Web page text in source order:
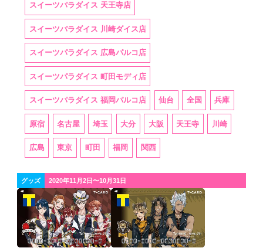
スイーツパラダイス 天王寺店
スイーツパラダイス 川崎ダイス店
スイーツパラダイス 広島パルコ店
スイーツパラダイス 町田モディ店
スイーツパラダイス 福岡パルコ店 仙台 全国 兵庫
原宿 名古屋 埼玉 大分 大阪 天王寺 川崎
広島 東京 町田 福岡 関西
グッズ 2020年11月2日〜10月31日